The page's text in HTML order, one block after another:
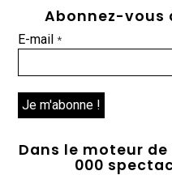
Abonnez-vous
E-mail*
Dans le moteur
000